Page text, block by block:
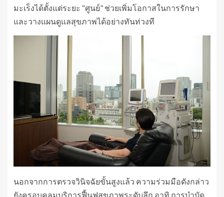
มะเร็งได้ตั้งแต่ระยะ “ศูนย์” ช่วยเพิ่มโอกาสในการรักษา
และวางแผนดูแลสุขภาพได้อย่างทันท่วงที
นอกจากการตรวจวินิจฉัยขั้นสูงแล้ว ความร่วมมือดังกล่าว
ยังครอบคลุมบริการฟื้นฟูสุขภาพระดับลึก อาทิ การบำบัด